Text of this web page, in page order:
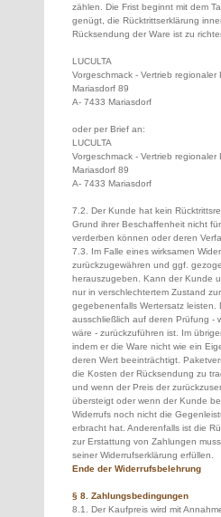
zählen. Die Frist beginnt mit dem
genügt, die Rücktrittserklärung
Rücksendung der Ware ist zu
LUCULTA
Vorgeschmack - Vertrieb
Mariasdorf 89
A- 7433 Mariasdorf
oder per Brief an:
LUCULTA
Vorgeschmack - Vertrieb
Mariasdorf 89
A- 7433 Mariasdorf
7.2. Der Kunde hat kein
Grund ihrer Beschaffenheit nicht
verderben können oder deren
7.3. Im Falle eines wirksamen
zurückzugewähren und ggf.
herauszugeben. Kann der Kunde
nur in verschlechtertem Zustand
gegebenenfalls Wertersatz leisten.
ausschließlich auf deren Prüfung -
wäre - zurückzuführen ist. Im
indem er die Ware nicht wie ein
deren Wert beeinträchtigt.
die Kosten der Rücksendung zu
und wenn der Preis der
übersteigt oder wenn der Kunde
Widerrufs noch nicht die
erbracht hat. Anderenfalls ist die
zur Erstattung von Zahlungen
seiner Widerrufserklärung erfüllen.
Ende der Widerrufsbelehrung
§ 8. Zahlungsbedingungen
8.1. Der Kaufpreis wird mit